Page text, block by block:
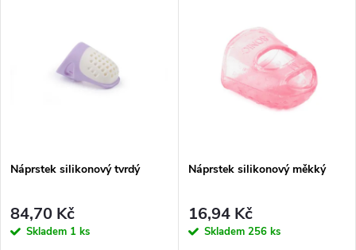
Náprstek silikonový tvrdý
84,70 Kč
Skladem 1 ks
Náprstek silikonový měkký
16,94 Kč
Skladem 256 ks